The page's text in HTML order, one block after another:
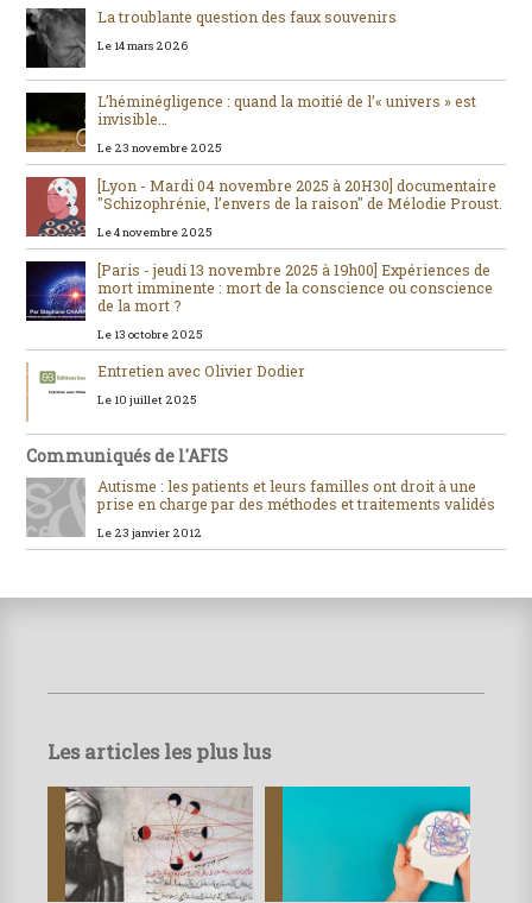
La troublante question des faux souvenirs
Le 14 mars 2026
L’héminégligence : quand la moitié de l’« univers » est
invisible…
Le 23 novembre 2025
[Lyon - Mardi 04 novembre 2025 à 20H30] documentaire
"Schizophrénie, l’envers de la raison" de Mélodie Proust.
Le 4 novembre 2025
[Paris - jeudi 13 novembre 2025 à 19h00] Expériences de
mort imminente : mort de la conscience ou conscience
de la mort ?
Le 13 octobre 2025
Entretien avec Olivier Dodier
Le 10 juillet 2025
Communiqués de l'AFIS
Autisme : les patients et leurs familles ont droit à une
prise en charge par des méthodes et traitements validés
Le 23 janvier 2012
Les articles les plus lus